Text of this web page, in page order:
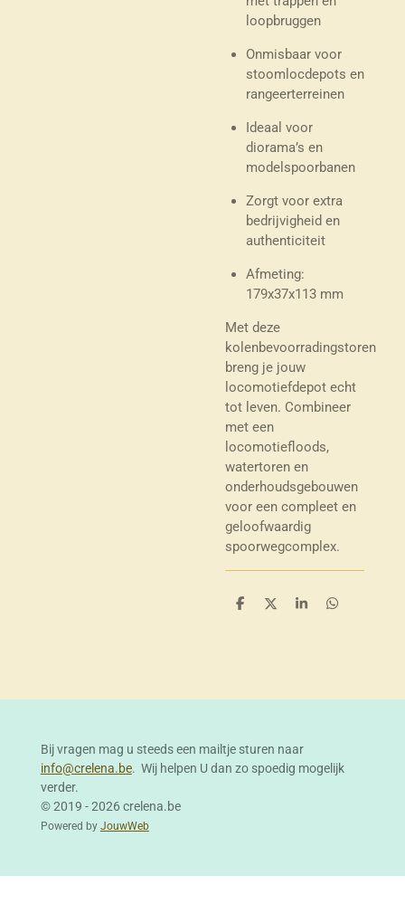
loopbruggen
Onmisbaar voor
stoomlocdepots en
rangeerterreinen
Ideaal voor
diorama’s en
modelspoorbanen
Zorgt voor extra
bedrijvigheid en
authenticiteit
Afmeting:
179x37x113 mm
Met deze
kolenbevoorradingstoren
breng je jouw
locomotiefdepot echt
tot leven. Combineer
met een
locomotiefloods,
watertoren en
onderhoudsgebouwen
voor een compleet en
geloofwaardig
spoorwegcomplex.
D
D
S
D
Bij vragen mag u steeds een mailtje sturen naar
info@crelena.be. Wij helpen U dan zo spoedig mogelijk
verder.
© 2019 - 2026 crelena.be
Powered by JouwWeb